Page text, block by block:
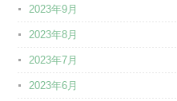
2023年9月
2023年8月
2023年7月
2023年6月